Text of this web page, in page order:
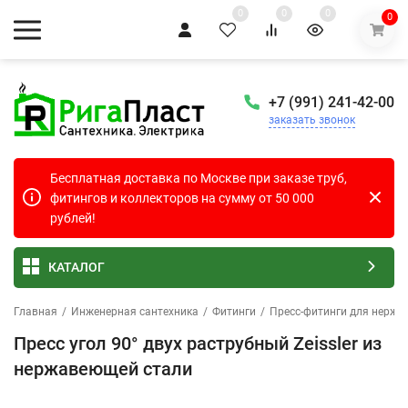
0 0 0 0
+7 (991) 241-42-00
заказать звонок
Бесплатная доставка по Москве при заказе труб,
фитингов и коллекторов на сумму от 50 000
рублей!
КАТАЛОГ
Главная / Инженерная сантехника / Фитинги / Пресс-фитинги для
Пресс угол 90° двух раструбный Zeissler из
нержавеющей стали